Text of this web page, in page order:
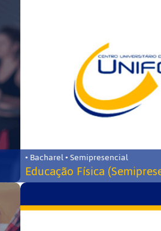
• Bacharel • Semipresencial
Educação Física